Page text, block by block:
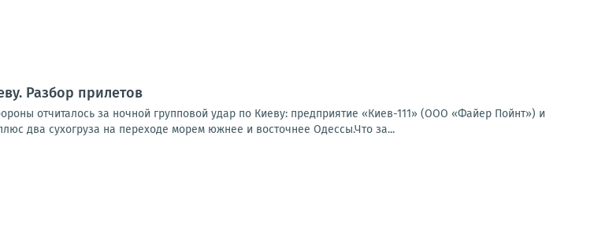
Разбор прилетов
отчиталось за ночной групповой удар по Киеву: предприятие «Киев-111» (ООО «Файер Пойнт») и
два сухогруза на переходе морем южнее и восточнее Одессы.Что за...